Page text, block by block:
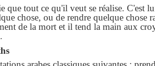
que tout ce qu'il veut se réalise. C'est
chose, ou de rendre quelque chose
de la mort et il tend la main aux